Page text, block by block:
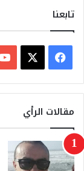
تابعنا
ي
ب
و
X
مقالات الرأي